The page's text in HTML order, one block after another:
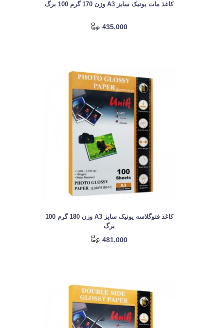
کاغذ مات یونیک سایز A3 وزن 170 گرم 100 برگ
435,000
کاغذ فتوگلاسه یونیک سایز A3 وزن 180 گرم 100
برگ
481,000